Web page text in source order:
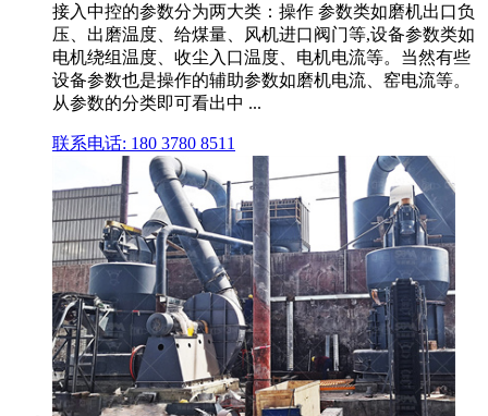
接入中控的参数分为两大类：操作 参数类如磨机出口负
压、出磨温度、给煤量、风机进口阀门等,设备参数类如
电机绕组温度、收尘入口温度、电机电流等。当然有些
设备参数也是操作的辅助参数如磨机电流、窑电流等。
从参数的分类即可看出中 ...
联系电话: 180 3780 8511